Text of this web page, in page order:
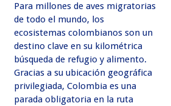
Para millones de aves migratorias
de todo el mundo, los
ecosistemas colombianos son un
destino clave en su kilométrica
búsqueda de refugio y alimento.
Gracias a su ubicación geográfica
privilegiada, Colombia es una
parada obligatoria en la ruta